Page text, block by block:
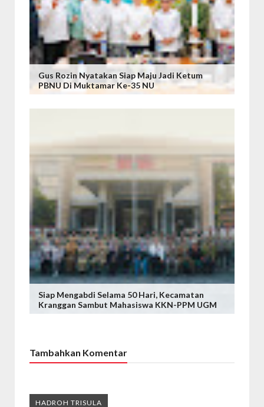
Gus Rozin Nyatakan Siap Maju Jadi Ketum
PBNU Di Muktamar Ke-35 NU
Siap Mengabdi Selama 50 Hari, Kecamatan
Kranggan Sambut Mahasiswa KKN-PPM UGM
Tambahkan Komentar
HADROH TRISULA